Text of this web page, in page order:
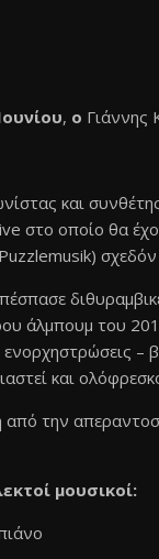
, ο Γιάννης
και
στο οποίο θα
άλμπουμ του
ενορχηστρώσεις
και
την
μουσικοί: